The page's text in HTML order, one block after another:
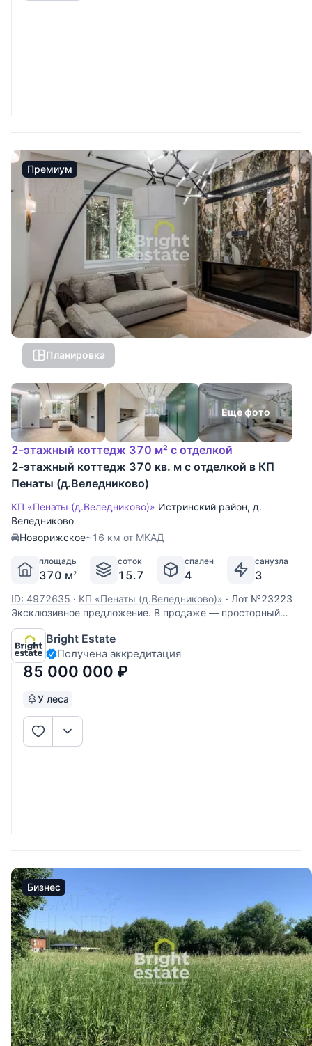
Премиум
Планировка
Еще фото
2-этажный коттедж 370 м² с отделкой
2-этажный коттедж 370 кв. м с отделкой в КП
Пенаты (д.Веледниково)
КП «Пенаты (д.Веледниково)» Истринский район, д.
Веледниково
Новорижское~16 км от МКАД
площадь
370 м2
соток
15.7
спален
4
санузла
3
ID: 4972635 · КП «Пенаты (д.Веледниково)» · Лот №23223
Эксклюзивное предложение. В продаже — просторный
четырёхуровневый дом площадью 370 кв. м в престижном
коттеджном поселке Пенаты, всего в 14 км от МКАД по
Новорижскому шоссе. Это редкая возможность
приобрести полностью готовый к проживанию
Bright Estate
Получена аккредитация
85 000 000 ₽
У леса
Бизнес